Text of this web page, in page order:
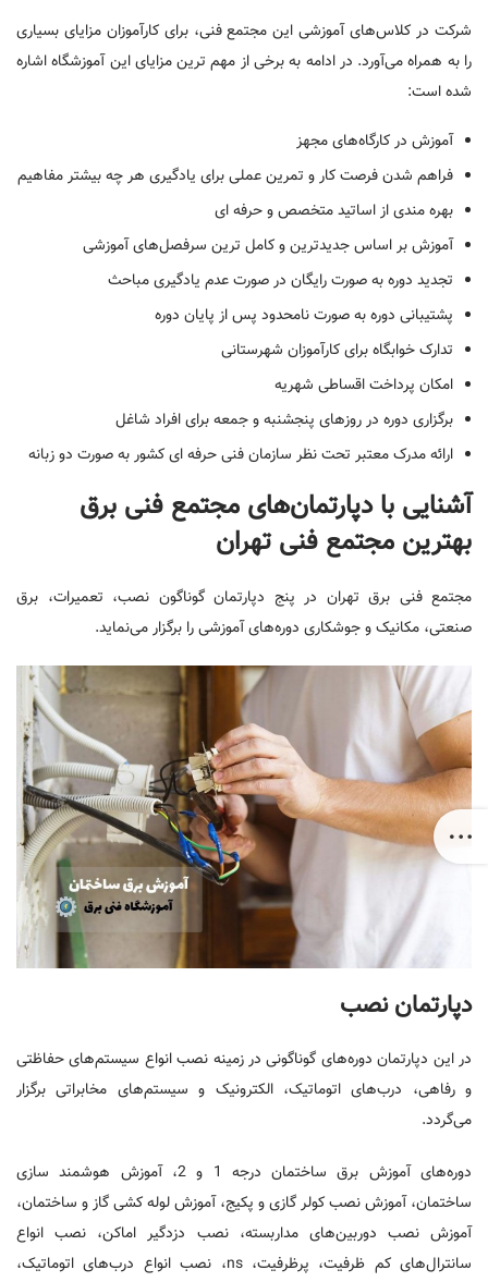
شرکت در کلاس‌های آموزشی این مجتمع فنی، برای کارآموزان مزایای بسیاری
را به همراه می‌آورد. در ادامه به برخی از مهم ترین مزایای این آموزشگاه اشاره
شده است:
آموزش در کارگاه‌های مجهز
فراهم شدن فرصت کار و تمرین عملی برای یادگیری هر چه بیشتر مفاهیم
بهره مندی از اساتید متخصص و حرفه ای
آموزش بر اساس جدیدترین و کامل ترین سرفصل‌های آموزشی
تجدید دوره به صورت رایگان در صورت عدم یادگیری مباحث
پشتیبانی دوره به صورت نامحدود پس از پایان دوره
تدارک خوابگاه برای کارآموزان شهرستانی
امکان پرداخت اقساطی شهریه
برگزاری دوره در روزهای پنجشنبه و جمعه برای افراد شاغل
ارائه مدرک معتبر تحت نظر سازمان فنی حرفه ای کشور به صورت دو زبانه
آشنایی با دپارتمان‌های مجتمع فنی برق
بهترین مجتمع فنی تهران
مجتمع فنی برق تهران در پنج دپارتمان گوناگون نصب، تعمیرات، برق
صنعتی، مکانیک و جوشکاری دوره‌های آموزشی را برگزار می‌نماید.
دپارتمان نصب
در این دپارتمان دوره‌های گوناگونی در زمینه نصب انواع سیستم‌های حفاظتی
و رفاهی، درب‌های اتوماتیک، الکترونیک و سیستم‌های مخابراتی برگزار
می‌گردد.
دوره‌های آموزش برق ساختمان درجه 1 و 2، آموزش هوشمند سازی
ساختمان، آموزش نصب کولر گازی و پکیج، آموزش لوله کشی گاز و ساختمان،
آموزش نصب دوربین‌های مداربسته، نصب دزدگیر اماکن، نصب انواع
سانترال‌های کم ظرفیت، پرظرفیت، ns، نصب انواع درب‌های اتوماتیک،